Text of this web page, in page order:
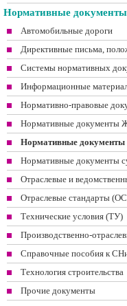
Нормативные документы
Автомобильные дороги
Директивные письма,
Системы нормативных
Информационные
Нормативно-правовые
Нормативные документы
Нормативные документы
Нормативные документы
Отраслевые и
Отраслевые стандарты
Технические условия (ТУ)
Производственно-
Справочные пособия к
Технология строительства
Прочие документы